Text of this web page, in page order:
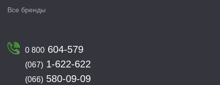
Все бренды
0 800 604-579
(067) 1-622-622
(066) 580-09-09